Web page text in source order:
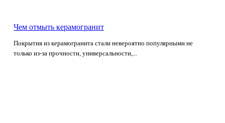
Чем отмыть керамогранит
Покрытия из керамогранита стали невероятно популярными не
только из-за прочности, универсальности,...